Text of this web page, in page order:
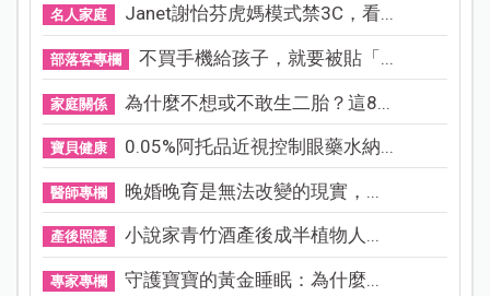
名人家庭 Janet謝怡芬虎媽模式禁3C，看...
部落客專欄 不買手機給孩子，就要被貼「...
家庭關係 為什麼不想或不敢生二胎？這8...
寶貝健康 0.05%阿托品近視控制眼藥水納...
醫師專欄 晚婚晚育是無法改變的現實，...
產後照護 小說家青竹酒產後成半植物人...
專家專欄 守護寶寶的黃金睡眠：為什麼...